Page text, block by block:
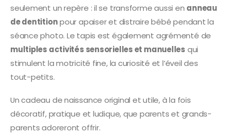
seulement un repère : il se transforme aussi en anneau
de dentitionpour apaiser et distraire bébé pendant la
séance photo. Le tapis est également agrémenté de
multiples activités sensorielles et manuelles qui
stimulent la motricité fine, la curiosité et l’éveil des
tout-petits.
Un cadeau de naissance original et utile, à la fois
décoratif, pratique et ludique, que parents et grands-
parents adoreront offrir.